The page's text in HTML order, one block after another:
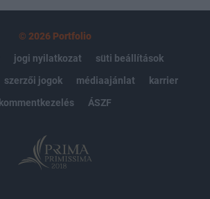
© 2026 Portfolio
jogi nyilatkozat
süti beállítások
szerzői jogok médiaajánlat
karrier
kommentkezelés
ÁSZF